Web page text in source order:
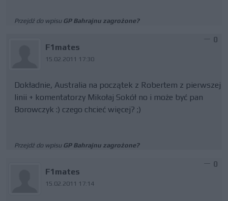
Przejdź do wpisu GP Bahrajnu zagrożone?
F1mates
15.02.2011 17:30
0
Dokładnie, Australia na początek z Robertem z pierwszej
linii + komentatorzy Mikołaj Sokół no i może być pan
Borowczyk :) czego chcieć więcej? ;)
Przejdź do wpisu GP Bahrajnu zagrożone?
F1mates
15.02.2011 17:14
0